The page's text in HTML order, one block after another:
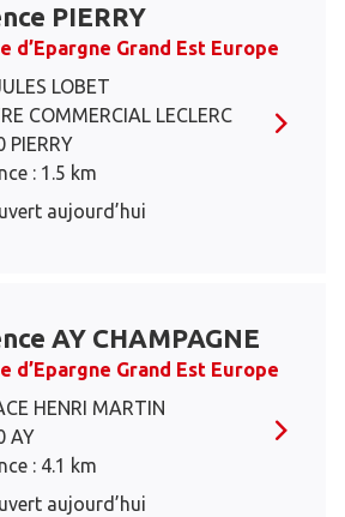
PIERRY
d’Epargne Grand Est Europe
LOBET
COMMERCIAL LECLERC
PIERRY
: 1.5 km
aujourd’hui
AY CHAMPAGNE
d’Epargne Grand Est Europe
HENRI MARTIN
AY
: 4.1 km
aujourd’hui